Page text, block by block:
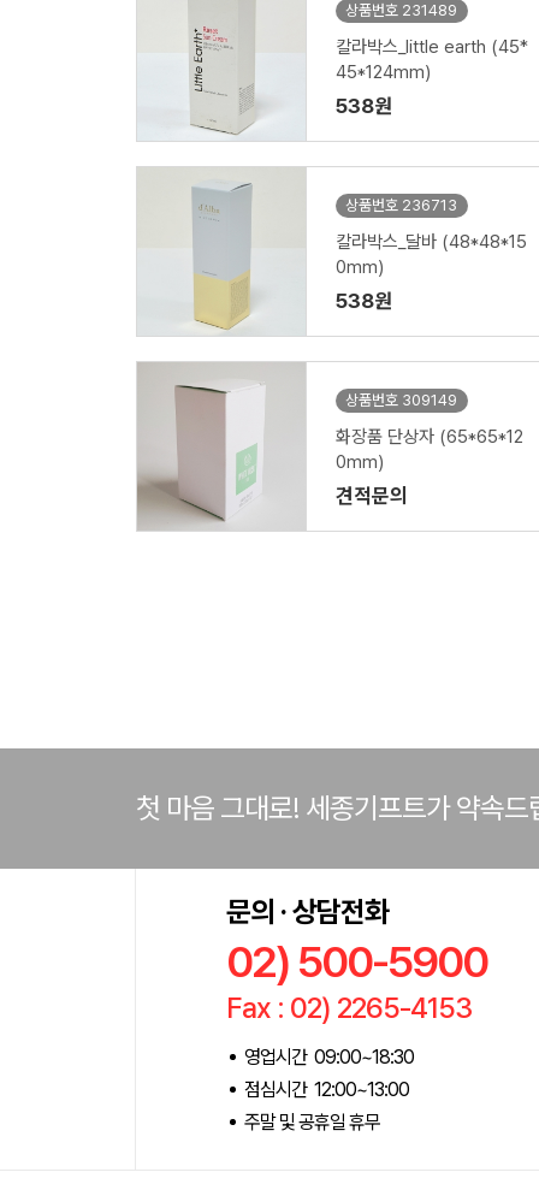
상품번호 231489
칼라박스_little earth (45*
45*124mm)
538원
상품번호 236713
칼라박스_달바 (48*48*15
0mm)
538원
상품번호 309149
화장품 단상자 (65*65*12
0mm)
견적문의
첫 마음 그대로! 세종기프트가 약속드
문의 · 상담전화
02) 500-5900
Fax : 02) 2265-4153
영업시간 09:00~18:30
점심시간 12:00~13:00
주말 및 공휴일 휴무